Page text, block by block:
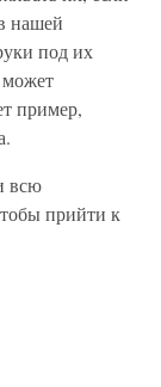
нашей
под их
может
пример,
всю
прийти к